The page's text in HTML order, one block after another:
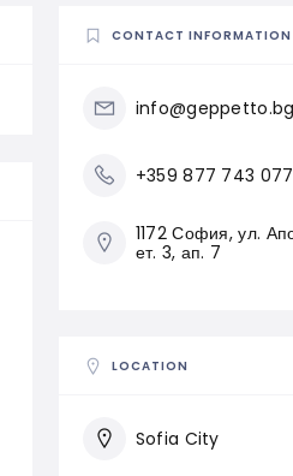
CONTACT INFORMATION
info@geppetto.bg
+359 877 743 077
1172 София, ул.
ет. 3, ап. 7
LOCATION
Sofia City